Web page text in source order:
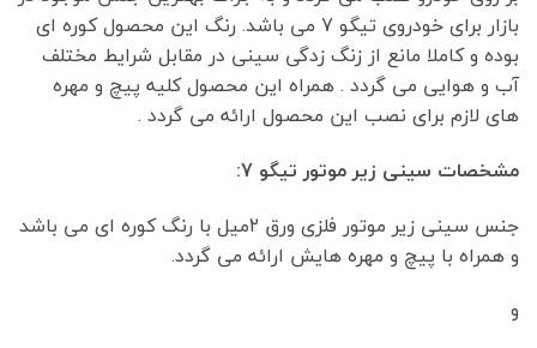
بازار برای خودروی تیگو 7 می باشد. رنگ این محصول کوره ای
بوده و کاملا مانع از زنگ زدگی سینی در مقابل شرایط مختلف
آب و هوایی می گردد . همراه این محصول کلیه پیچ و مهره
های لازم برای نصب این محصول ارائه می گردد .
مشخصات سینی زیر موتور تیگو 7:
جنس سینی زیر موتور فلزی ورق ۲میل با رنگ کوره ای می باشد
و همراه با پیچ و مهره هایش ارائه می گردد.
و